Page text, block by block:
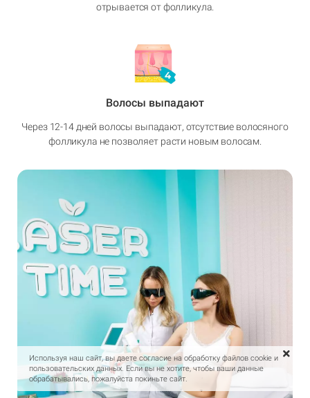
отрывается от фолликула.
Волосы выпадают
Через 12-14 дней волосы выпадают, отсутствие волосяного
фолликула не позволяет расти новым волосам.
Используя наш сайт, вы даете согласие на обработку файлов cookie и
пользовательских данных. Если вы не хотите, чтобы ваши данные
обрабатывались, пожалуйста покиньте сайт.